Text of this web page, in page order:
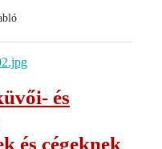
és
és cégeknek